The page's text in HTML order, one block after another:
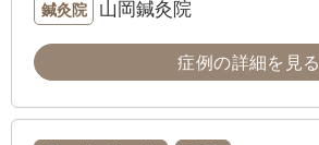
鍼灸院 山岡鍼灸院
症例の詳細を見る